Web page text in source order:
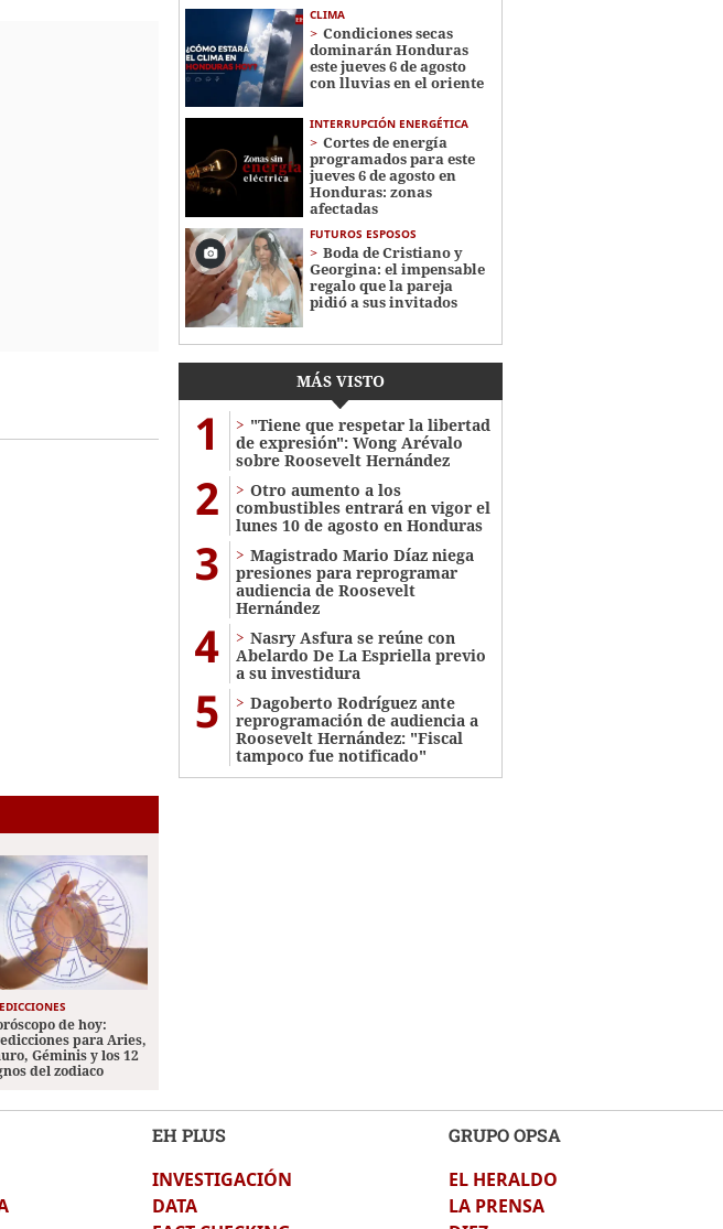
CLIMA
Condiciones secas
dominarán Honduras
este jueves 6 de agosto
con lluvias en el oriente
INTERRUPCIÓN ENERGÉTICA
Cortes de energía
programados para este
jueves 6 de agosto en
Honduras: zonas
afectadas
FUTUROS ESPOSOS
Boda de Cristiano y
Georgina: el impensable
regalo que la pareja
pidió a sus invitados
MÁS VISTO
1
"Tiene que respetar la libertad
de expresión": Wong Arévalo
sobre Roosevelt Hernández
2
Otro aumento a los
combustibles entrará en vigor el
lunes 10 de agosto en Honduras
3
Magistrado Mario Díaz niega
presiones para reprogramar
audiencia de Roosevelt
Hernández
4
Nasry Asfura se reúne con
Abelardo De La Espriella previo
a su investidura
5
Dagoberto Rodríguez ante
reprogramación de audiencia a
Roosevelt Hernández: "Fiscal
tampoco fue notificado"
de hoy:
para Aries,
Géminis y los 12
del zodiaco
EH PLUS
INVESTIGACIÓN
DATA
GRUPO OPSA
EL HERALDO
LA PRENSA